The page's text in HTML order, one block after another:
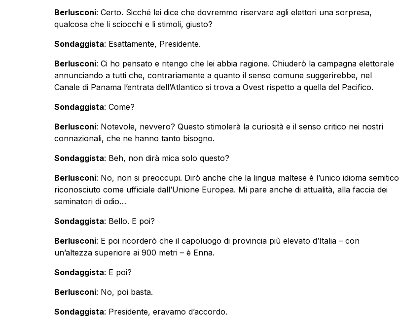
Berlusconi: Certo. Sicché lei dice che dovremmo riservare agli elettori una sorpresa,
qualcosa che li sciocchi e li stimoli, giusto?
Sondaggista: Esattamente, Presidente.
Berlusconi: Ci ho pensato e ritengo che lei abbia ragione. Chiuderò la campagna elettorale
annunciando a tutti che, contrariamente a quanto il senso comune suggerirebbe, nel
Canale di Panama l’entrata dell’Atlantico si trova a Ovest rispetto a quella del Pacifico.
Sondaggista: Come?
Berlusconi: Notevole, nevvero? Questo stimolerà la curiosità e il senso critico nei nostri
connazionali, che ne hanno tanto bisogno.
Sondaggista: Beh, non dirà mica solo questo?
Berlusconi: No, non si preoccupi. Dirò anche che la lingua maltese è l’unico idioma semitico
riconosciuto come ufficiale dall’Unione Europea. Mi pare anche di attualità, alla faccia dei
seminatori di odio…
Sondaggista: Bello. E poi?
Berlusconi: E poi ricorderò che il capoluogo di provincia più elevato d’Italia – con
un’altezza superiore ai 900 metri – è Enna.
Sondaggista: E poi?
Berlusconi: No, poi basta.
Sondaggista: Presidente, eravamo d’accordo.